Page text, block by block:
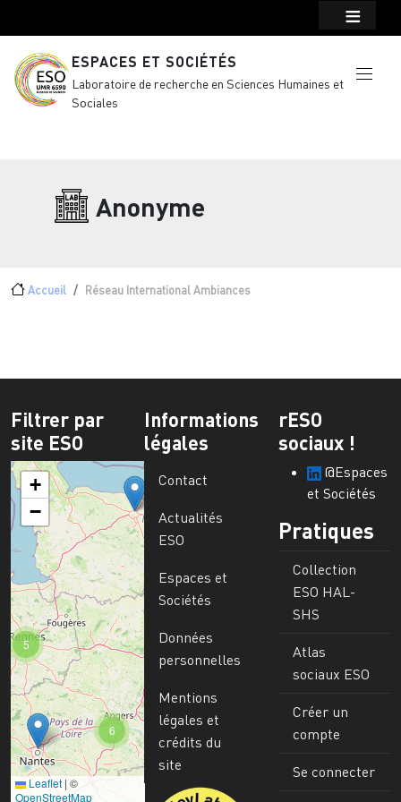
ESPACES ET SOCIÉTÉS
Laboratoire de recherche en Sciences Humaines et
Sociales
Anonyme
Fil d'Ariane
Accueil Réseau International Ambiances
Filtrer par
site ESO
6
5
+
−
Leaflet | ©
OpenStreetMap
Informations
légales
Contact
Actualités
ESO
Espaces et
Sociétés
Données
personnelles
Mentions
légales et
crédits du
site
Image
rESO
sociaux !
@Espaces
et Sociétés
Pratiques
Collection
ESO HAL-
SHS
Atlas
sociaux ESO
Créer un
compte
Se connecter